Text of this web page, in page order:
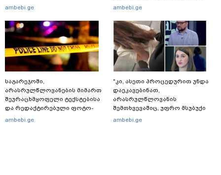
ambebi.ge
საგარეჯოში,
არასრულწლოვანების მიმართ
შეურაცხმყოფელი ტექსტებისა
და რედაქტირებული ფოტო-
ვიდეომასალის გავრცელების
ambebi.ge
ბოლო ცნობები სეუტადან,
გასვლის ეშინიათ
ambebi.ge
"კი, ასეთი პროცედურით უნდა
დაეკავებინათ,
არასრულწლოვანის
შემთხვევაშიც, უფრო მსუბუქი
ვარიანტი ძნელი
ambebi.ge